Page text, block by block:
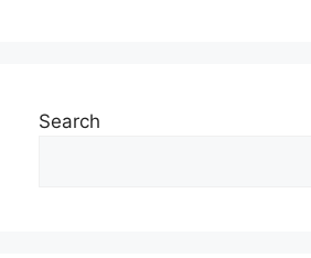
Search